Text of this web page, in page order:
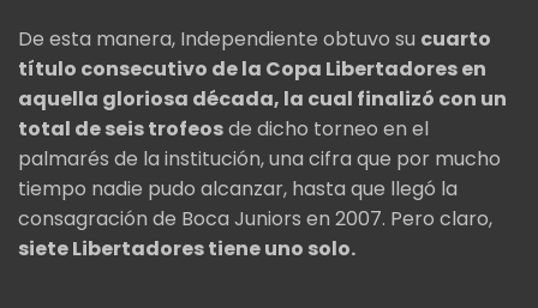
De esta manera, Independiente obtuvo su cuarto
título consecutivo de la Copa Libertadores en
aquella gloriosa década, la cual finalizó con un
total de seis trofeosde dicho torneo en el
palmarés de la institución, una cifra que por mucho
tiempo nadie pudo alcanzar, hasta que llegó la
consagración de Boca Juniors en 2007. Pero claro,
siete Libertadores tiene uno solo.